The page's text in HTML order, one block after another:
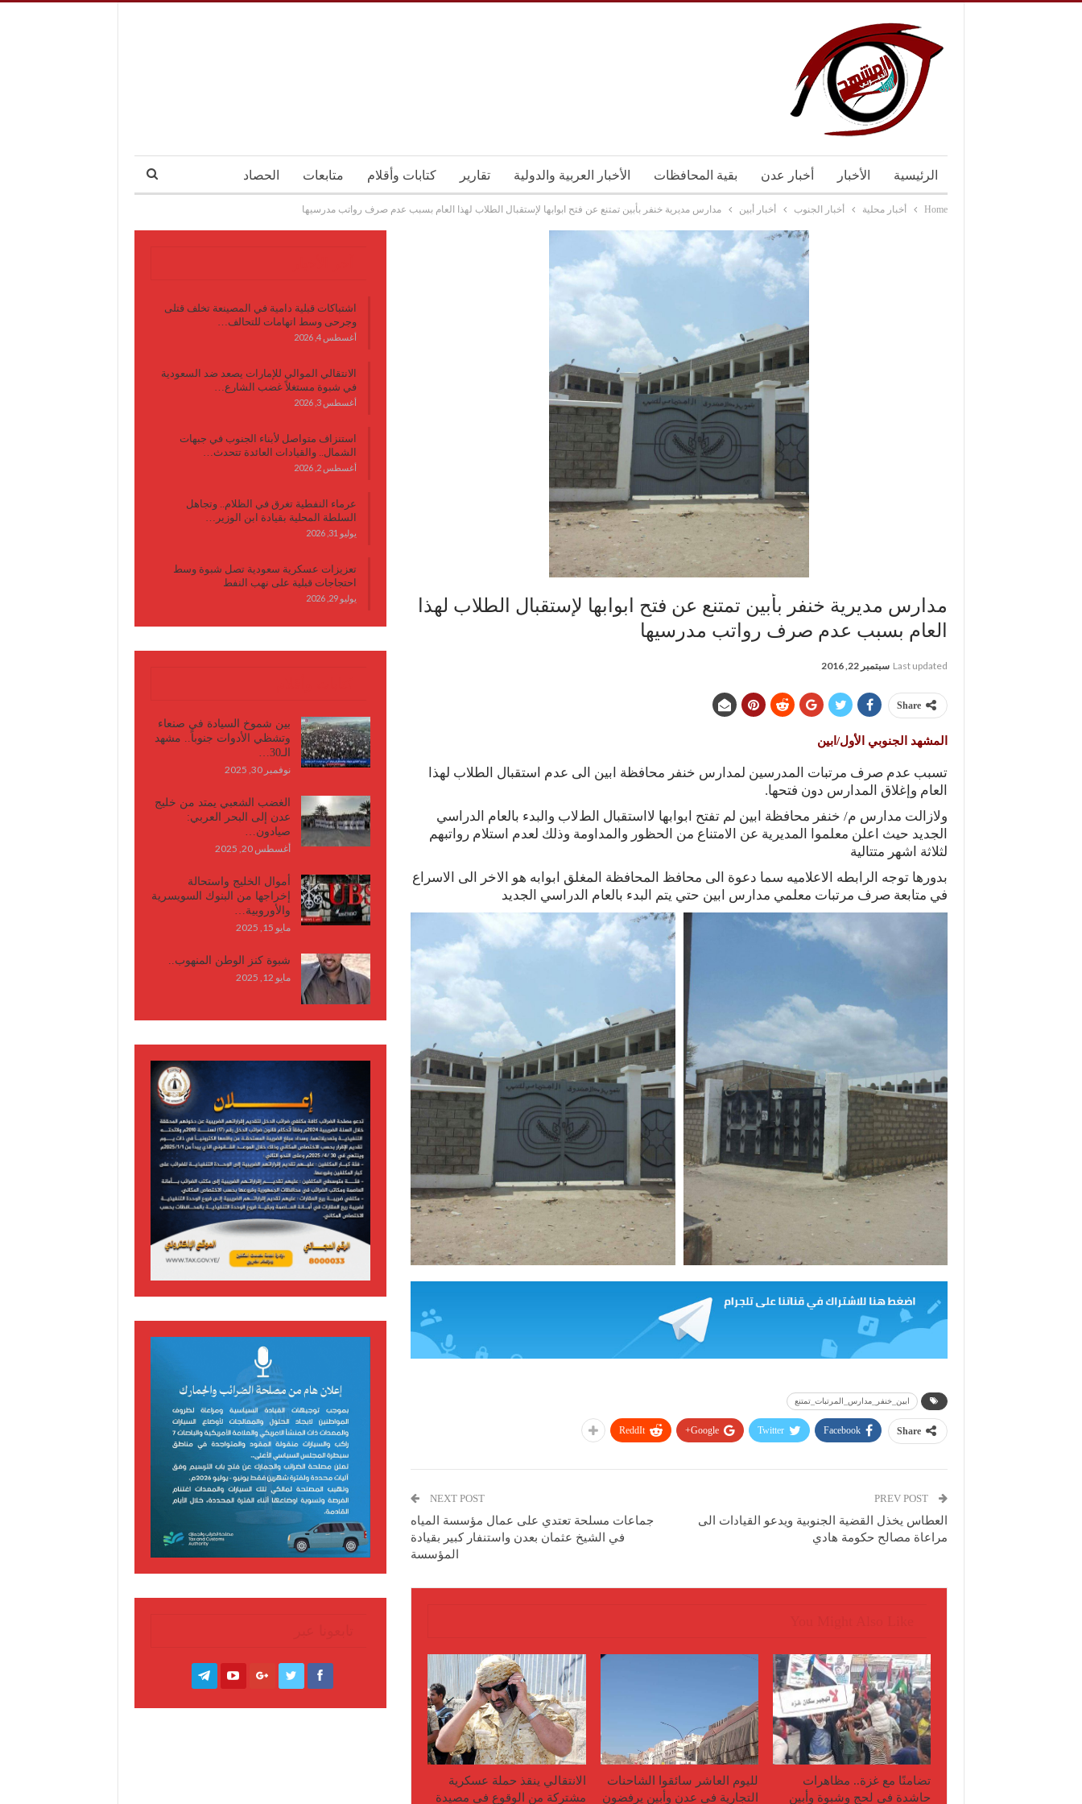
الرئيسية الأخبار أخبار عدن بقية المحافظات الأخبار العربية والدولية تقارير كتابات وأقلام متابعات الحصاد
Home أخبار محلية أخبار الجنوب أخبار أبين مدارس مديرية خنفر بأبين تمتنع عن فتح ابوابها لإستقبال الطلاب لهذا العام بسبب عدم صرف رواتب مدرسيها
مدارس مديرية خنفر بأبين تمتنع عن فتح ابوابها لإستقبال الطلاب لهذا
العام بسبب عدم صرف رواتب مدرسيها
Last updated سبتمبر 22, 2016
Share
المشهد الجنوبي الأول/ابين
تسبب عدم صرف مرتبات المدرسين لمدارس خنفر محافظة ابين الى عدم استقبال الطلاب لهذا
العام وإغلاق المدارس دون فتحها.
وﻻزالت مدارس م/ خنفر محافظة ابين لم تفتح ابوابها ﻻاستقبال الطﻻب والبدء بالعام الدراسي
الجديد حيث اعلن معلموا المديرية عن اﻻمتناع من الحظور والمداومة وذلك لعدم استلام رواتبهم
لثلاثة اشهر متتالية
بدورها توجه الرابطه الاعلاميه سما دعوة الى محافظ المحافظة المغلق ابوابه هو اﻻخر الى اﻻسراع
في متابعة صرف مرتبات معلمي مدارس ابين حتي يتم البدء بالعام الدراسي الجديد
ابين_خنفر_مدارس_المرتبات_تمتنع
Share
Facebook
Twitter
Google+
ReddIt
العطاس يخذل القضية الجنوبية ويدعو القيادات الى
مراعاة مصالح حكومة هادي
NEXT POST
جماعات مسلحة تعتدي على عمال مؤسسة المياه
في الشيخ عثمان بعدن واستنفار كبير بقيادة
المؤسسة
تضامنًا مع غزة.. مظاهرات
حاشدة في لحج وشبوة وأبين
لليوم العاشر سائقوا الشاحنات
التجارية في عدن وأبين يرفضون
الانتقالي ينقذ حملة عسكرية
مشتركة من الوقوع في مصيدة
اشتباكات قبلية دامية في المصينعة تخلف قتلى
وجرحى وسط اتهامات للتحالف…
أغسطس 4, 2026
الانتقالي الموالي للإمارات يصعد ضد السعودية
في شبوة مستغلاً غضب الشارع…
أغسطس 3, 2026
استنزاف متواصل لأبناء الجنوب في جبهات
الشمال.. والقيادات العائدة تتحدث…
أغسطس 2, 2026
عرماء النفطية تغرق في الظلام.. وتجاهل
السلطة المحلية بقيادة ابن الوزير…
يوليو 31, 2026
تعزيزات عسكرية سعودية تصل شبوة وسط
احتجاجات قبلية على نهب النفط
يوليو 29, 2026
بين شموخ السيادة في صنعاء
وتشظي الأدوات جنوباً.. مشهد
الـ30…
نوفمبر 30, 2025
الغضب الشعبي يمتد من خليج
عدن إلى البحر العربي:
صيادون…
أغسطس 20, 2025
أموال الخليج واستحالة
إخراجها من البنوك السويسرية
والأوروبية…
مايو 15, 2025
شبوة كنز الوطن المنهوب..
مايو 12, 2025